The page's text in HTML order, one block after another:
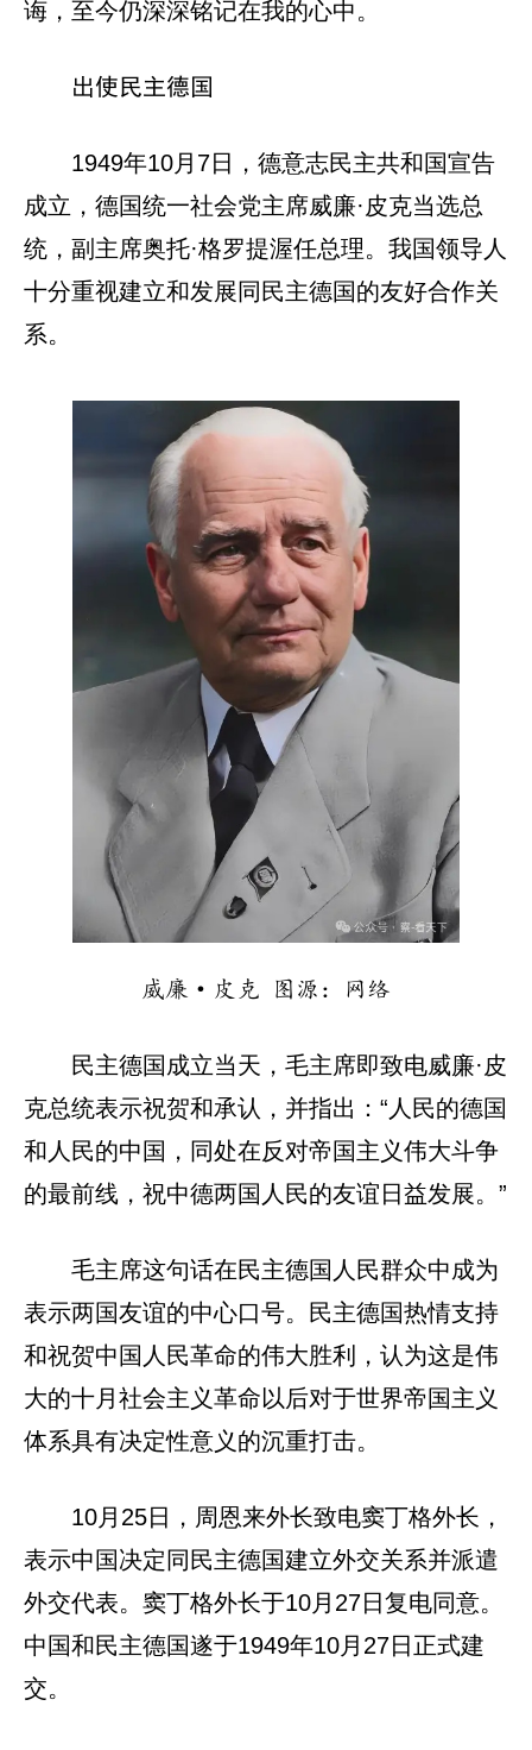
诲，至今仍深深铭记在我的心中。
出使民主德国
1949年10月7日，德意志民主共和国宣告
成立，德国统一社会党主席威廉·皮克当选总
统，副主席奥托·格罗提渥任总理。我国领导人
十分重视建立和发展同民主德国的友好合作关
系。
威廉·皮克 图源：网络
民主德国成立当天，毛主席即致电威廉·皮
克总统表示祝贺和承认，并指出：“人民的德国
和人民的中国，同处在反对帝国主义伟大斗争
的最前线，祝中德两国人民的友谊日益发展。”
毛主席这句话在民主德国人民群众中成为
表示两国友谊的中心口号。民主德国热情支持
和祝贺中国人民革命的伟大胜利，认为这是伟
大的十月社会主义革命以后对于世界帝国主义
体系具有决定性意义的沉重打击。
10月25日，周恩来外长致电窦丁格外长，
表示中国决定同民主德国建立外交关系并派遣
外交代表。窦丁格外长于10月27日复电同意。
中国和民主德国遂于1949年10月27日正式建
交。